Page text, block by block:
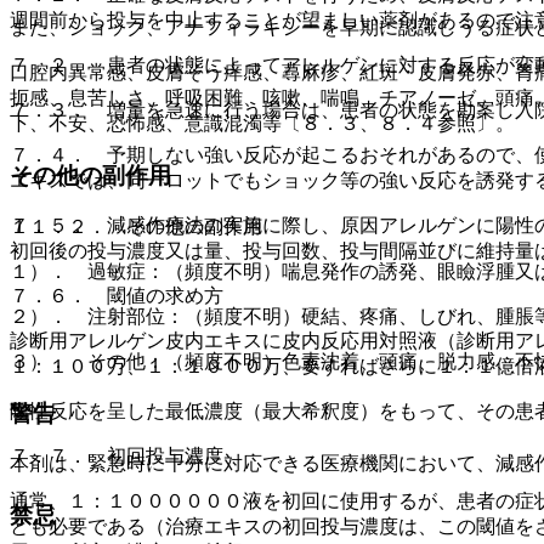
また、ショック、アナフィラキシーを早期に認識しうる症状
口腔内異常感、皮膚そう痒感、蕁麻疹、紅斑・皮膚発赤、
扼感、息苦しさ、呼吸困難、咳嗽、喘鳴、チアノーゼ、頭
下、不安、恐怖感、意識混濁等〔８．３、８．４参照〕。
その他の副作用
１１．２． その他の副作用
１）． 過敏症：（頻度不明）喘息発作の誘発、眼瞼浮腫又
２）． 注射部位：（頻度不明）硬結、疼痛、しびれ、腫脹
３）． その他：（頻度不明）色素沈着、頭痛、脱力感、不
警告
本剤は、緊急時に十分に対応できる医療機関において、減
禁忌
週間前から投与を中止することが望ましい薬剤があるので注
７．２． 患者の状態によってアレルゲンに対する反応が変
７．３． 増量を急速に行う場合は、患者の状態を勘案し入
７．４． 予期しない強い反応が起こるおそれがあるので、
エキスでは、同一ロットでもショック等の強い反応を誘発
７．５． 減感作療法の実施に際し、原因アレルゲンに陽性
初回後の投与濃度又は量、投与回数、投与間隔並びに維持量
７．６． 閾値の求め方
診断用アレルゲン皮内エキスに皮内反応用対照液（診断用
１：１００万、１：１０００万、要すればさらに１：１億
陽性反応を呈した最低濃度（最大希釈度）をもって、その
７．７． 初回投与濃度
通常、１：１００００００液を初回に使用するが、患者の
とも必要である（治療エキスの初回投与濃度は、この閾値